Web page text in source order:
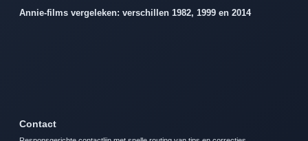
Annie-films vergeleken: verschillen 1982, 1999 en 2014
Contact